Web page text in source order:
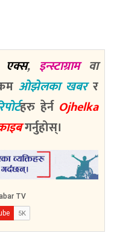
एक्स, इन्स्टाग्रामवा
ओझेलका खबरर
हरु हेर्न Ojhelka
गर्नुहोस्।